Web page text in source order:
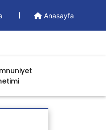
Anasayfa